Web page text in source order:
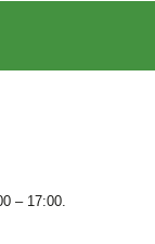
– 17:00.